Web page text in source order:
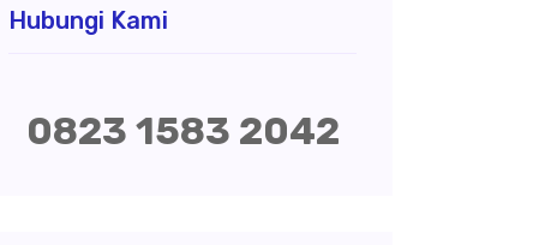
Hubungi Kami
0823 1583 2042